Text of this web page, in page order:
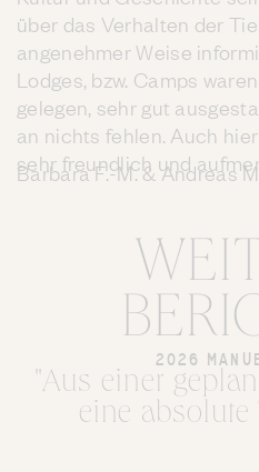
über das Verhalten der
angenehmer Weise
Lodges, bzw. Camps
gelegen, sehr gut
an nichts fehlen. Auch
sehr freundlich und
Barbara F.-M. & Andreas
2026
"Aus einer
eine absolute